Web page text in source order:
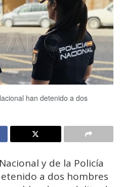
han detenido a dos
y de la Policía
a dos hombres